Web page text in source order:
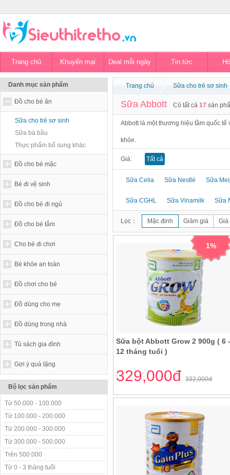
Trang chủ Khuyến mại Deal mỗi ngày Tin tức
Danh mục sản phẩm
Đồ cho bé ăn
Sữa cho trẻ sơ sinh
Sữa bà bầu
Thực phẩm bổ sung khác
Đồ cho bé mặc
Bé đi vệ sinh
Đồ cho bé đi ngủ
Đồ cho bé tắm
Cho bé đi chơi
Bé khỏe an toàn
Đồ chơi cho bé
Đồ dùng cho mẹ
Đồ dùng trong nhà
Tủ sách gia đình
Gợi ý quà tặng
Bộ lọc sản phẩm
Từ 50.000 - 100.000
Từ 100.000 - 200.000
Từ 200.000 - 300.000
Từ 300.000 - 500.000
Trên 500.000
Từ 0 - 3 tháng tuổi
Trang chủ Sữa cho trẻ sơ sinh
Sữa Abbott Có tất cả 17 sản
Abbott là một thương hiệu tầm quốc
khỏe.
Giá: Tất cả
Sữa Celia Sữa Nestlé Sữa
Sữa CGHL Sữa Vinamilk Sữa
Lọc： Mặc định Giảm giá Giá
1%
Sữa bột Abbott Grow 2 900g ( 6
12 tháng tuổi )
329,000đ332,000đ